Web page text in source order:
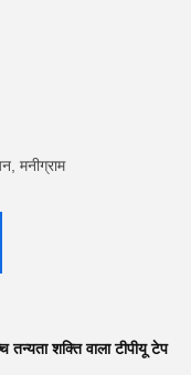
मनीग्राम
तन्यता शक्ति वाला टीपीयू टेप